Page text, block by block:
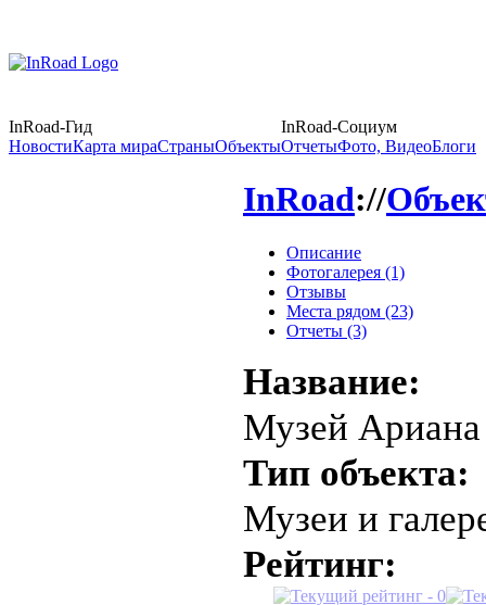
InRoad-Гид
InRoad-Социум
НовостиКарта мираСтраныОбъектыОтчетыФото, ВидеоБлоги
InRoad://
Описание
Фотогалерея (1)
Отзывы
Места рядом (23)
Отчеты (3)
Название:
Музей Ариана
Тип объекта:
Музеи и
Рейтинг: